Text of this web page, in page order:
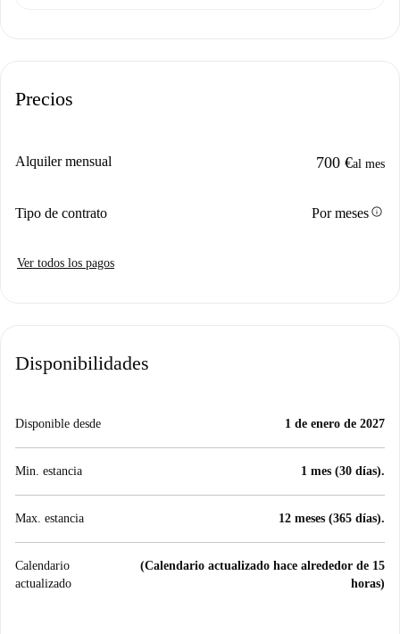
Precios
Alquiler mensual 700 €al mes
Tipo de contrato Por mesesinfo
Ver todos los pagos
Disponibilidades
Disponible desde 1 de enero de 2027
Min. estancia 1 mes (30 días).
Max. estancia 12 meses (365 días).
Calendario
actualizado
(Calendario actualizado hace alrededor de 15
horas)